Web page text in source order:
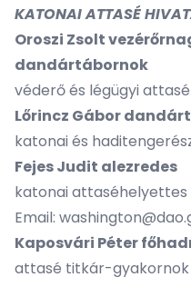
KATONAI ATTASÉ
Oroszi Zsolt
dandártábornok
véderő és légügyi attasé
Lőrincz Gábor
katonai és
Fejes Judit alezredes
katonai attaséhelyettes
Email:
Kaposvári Péter
attasé titkár-gyakornok